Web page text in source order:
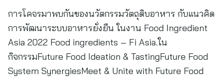
การโคจรมาพบกันของนวัตกรรมวัตถุดิบอาหาร กับแนวคิด
การพัฒนาระบบอาหารยั่งยืน ในงาน Food Ingredient
Asia 2022 Food ingredients – Fi Asia.ใน
กิจกรรมFuture Food Ideation & TastingFuture Food
System SynergiesMeet & Unite with Future Food